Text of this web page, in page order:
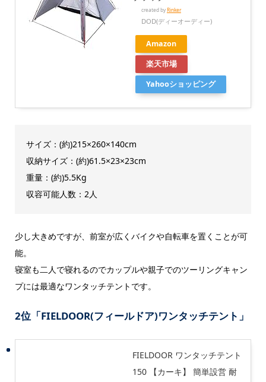
created byRinker
DOD(ディーオーディー)
Amazon
楽天市場
Yahooショッピング
サイズ：(約)215×260×140cm
収納サイズ：(約)61.5×23×23cm
重量：(約)5.5Kg
収容可能人数：2人
少し大きめですが、前室が広くバイクや自転車を置くことが可
能。
寝室も二人で寝れるのでカップルや親子でのツーリングキャン
プには最適なワンタッチテントです。
2位「FIELDOOR(フィールドア)ワンタッチテント」
FIELDOOR ワンタッチテント
150 【カーキ】 簡単設営 耐